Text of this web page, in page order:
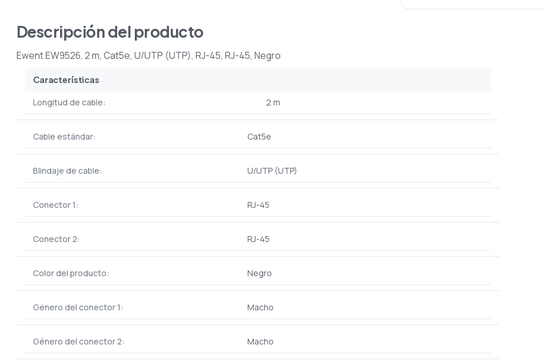
Descripción del producto
Ewent EW9526, 2 m, Cat5e, U/UTP (UTP), RJ-45, RJ-45, Negro
Características
Longitud de cable: 2 m
Cable estándar: Cat5e
Blindaje de cable: U/UTP (UTP)
Conector 1: RJ-45
Conector 2: RJ-45
Color del producto: Negro
Género del conector 1: Macho
Género del conector 2: Macho